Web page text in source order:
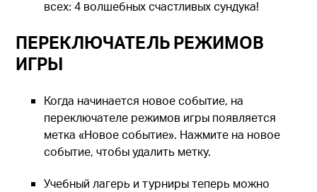
всех: 4 волшебных счастливых сундука!
ПЕРЕКЛЮЧАТЕЛЬ РЕЖИМОВ
ИГРЫ
Когда начинается новое событие, на
переключателе режимов игры появляется
метка «Новое событие». Нажмите на новое
событие, чтобы удалить метку.
Учебный лагерь и турниры теперь можно